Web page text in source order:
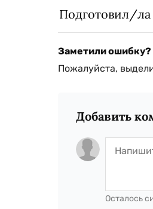
Подготовил/ла
Заметили ошибку?
Пожалуйста,
Добавить
Осталось